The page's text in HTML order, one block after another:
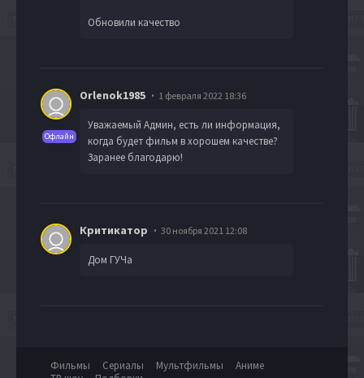
Обновили качество
Офлайн
Orlenok1985 1 февраля 2022 18:36
Уважаемый Админ, есть ли информация,
когда будет фильм в хорошем качестве?
Заранее благодарю!
Критикатор 30 ноября 2021 12:08
Дом ГУЧа
Фильмы Сериалы Мультфильмы
Аниме